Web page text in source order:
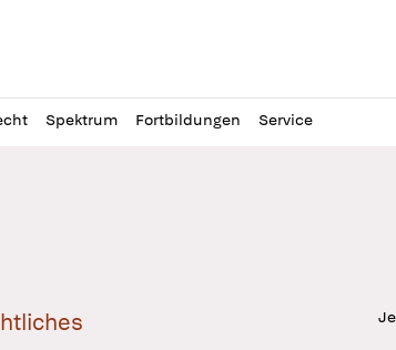
Spektrum Fortbildungen Service